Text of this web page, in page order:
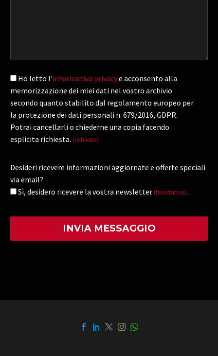
Ho letto l'informativa privacye acconsento alla
memorizzazione dei miei dati nel vostro archivio
secondo quanto stabilito dal regolamento europeo per
la protezione dei dati personali n. 679/2016, GDPR.
Potrai cancellarli o chiederne una copia facendo
esplicita richiesta. (richiesto)
Desideri ricevere informazioni aggiornate e offerte speciali
via email?
Sì, desidero ricevere la vostra newsletter (facoltativo).